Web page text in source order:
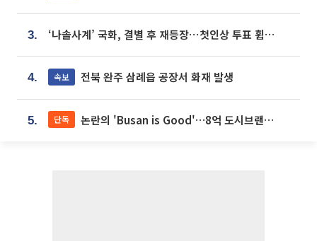
3. ‘나솔사계’ 국화, 결별 후 재등장⋯첫인상 투표 휩쓸고 ‘인기녀’ 등극
4. 속보 전북 완주 삼례읍 공장서 화재 발생
5. 단독 논란의 'Busan is Good'…8억 도시브랜드, 용산 대통령실 CI 업체가 수행